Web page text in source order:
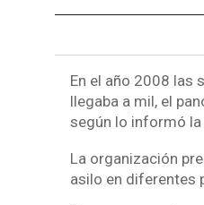
En el año 2008 las
llegaba a mil, el
según lo informó
La organización
asilo en diferentes